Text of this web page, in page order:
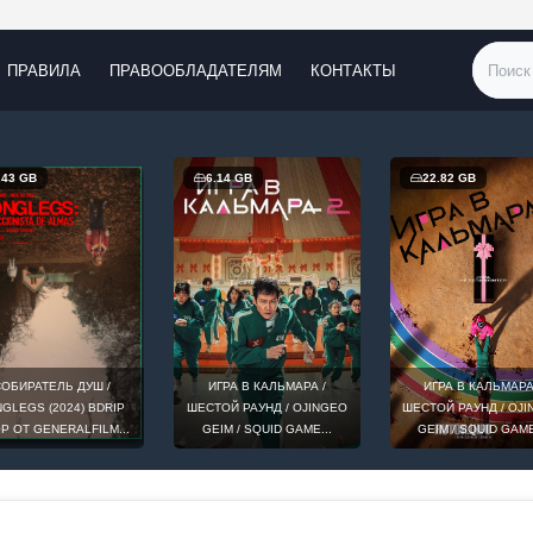
ПРАВИЛА ПРАВООБЛАДАТЕЛЯМ КОНТАКТЫ
GB
В КАЛЬМАРА /
РАУНД / OJINGEO
/ SQUID GAME...
22.82 GB
ИГРА В КАЛЬМАРА /
ШЕСТОЙ РАУНД / OJINGEO
GEIM / SQUID GAME...
17.38 GB
МОЯ
АКАДЕМИЯ ТВ-7 /
NO HERO ACADEMIA